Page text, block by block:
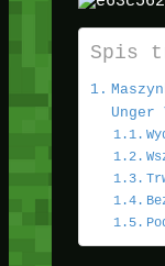
Spis
Unger